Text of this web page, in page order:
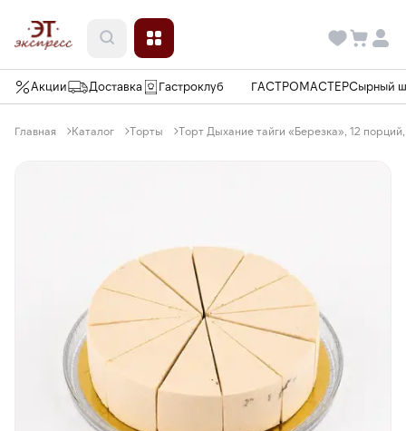
Акции Доставка Гастроклуб ГАСТРОМАСТЕРСырный
Главная Каталог Торты Торт Дыхание тайги «Березка», 12 порций,